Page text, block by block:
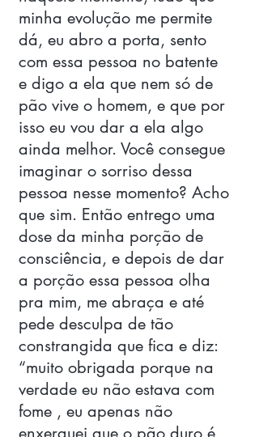
minha evolução me permite
dá, eu abro a porta, sento
com essa pessoa no batente
e digo a ela que nem só de
pão vive o homem, e que por
isso eu vou dar a ela algo
ainda melhor. Você consegue
imaginar o sorriso dessa
pessoa nesse momento? Acho
que sim. Então entrego uma
dose da minha porção de
consciência, e depois de dar
a porção essa pessoa olha
pra mim, me abraça e até
pede desculpa de tão
constrangida que fica e diz:
“muito obrigada porque na
verdade eu não estava com
fome , eu apenas não